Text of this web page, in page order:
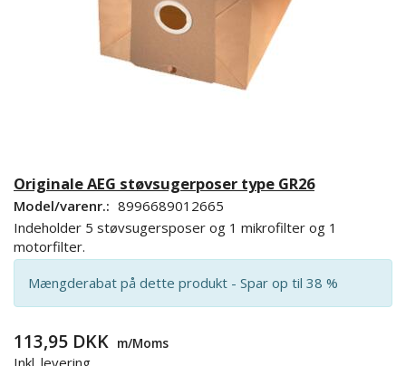
Originale AEG støvsugerposer type GR26
Model/varenr.: 8996689012665
Indeholder 5 støvsugersposer og 1 mikrofilter og 1
motorfilter.
Mængderabat på dette produkt - Spar op til 38 %
113,95 DKK m/Moms
Inkl. levering